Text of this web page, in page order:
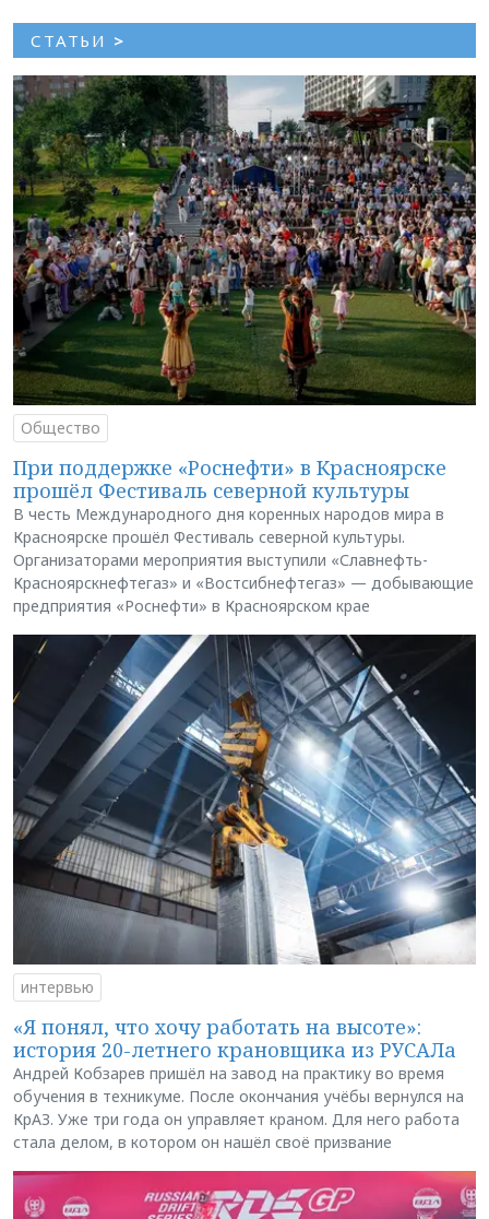
СТАТЬИ >
Общество
При поддержке «Роснефти» в Красноярске
прошёл Фестиваль северной культуры
В честь Международного дня коренных народов мира в
Красноярске прошёл Фестиваль северной культуры.
Организаторами мероприятия выступили «Славнефть-
Красноярскнефтегаз» и «Востсибнефтегаз» — добывающие
предприятия «Роснефти» в Красноярском крае
интервью
«Я понял, что хочу работать на высоте»:
история 20-летнего крановщика из РУСАЛа
Андрей Кобзарев пришёл на завод на практику во время
обучения в техникуме. После окончания учёбы вернулся на
КрАЗ. Уже три года он управляет краном. Для него работа
стала делом, в котором он нашёл своё призвание